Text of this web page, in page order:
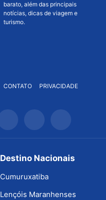
barato, além das principais
notícias, dicas de viagem e
turismo.
CONTATO PRIVACIDADE
Destino Nacionais
Cumuruxatiba
Lençóis Maranhenses